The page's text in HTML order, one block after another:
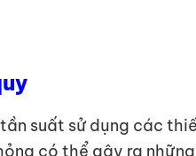
suất sử dụng các
có thể gây ra